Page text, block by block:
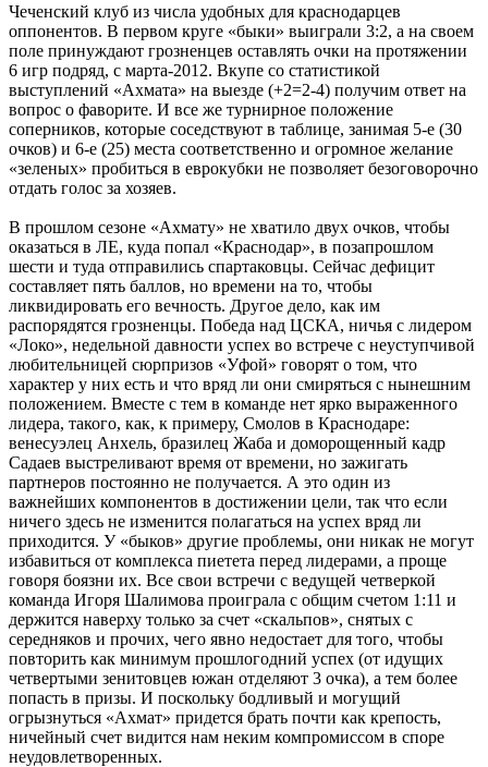
Чеченский клуб из числа удобных для краснодарцев
оппонентов. В первом круге «быки» выиграли 3:2, а на своем
поле принуждают грозненцев оставлять очки на протяжении
6 игр подряд, с марта-2012. Вкупе со статистикой
выступлений «Ахмата» на выезде (+2=2-4) получим ответ на
вопрос о фаворите. И все же турнирное положение
соперников, которые соседствуют в таблице, занимая 5-е (30
очков) и 6-е (25) места соответственно и огромное желание
«зеленых» пробиться в еврокубки не позволяет безоговорочно
отдать голос за хозяев.
В прошлом сезоне «Ахмату» не хватило двух очков, чтобы
оказаться в ЛЕ, куда попал «Краснодар», в позапрошлом
шести и туда отправились спартаковцы. Сейчас дефицит
составляет пять баллов, но времени на то, чтобы
ликвидировать его вечность. Другое дело, как им
распорядятся грозненцы. Победа над ЦСКА, ничья с лидером
«Локо», недельной давности успех во встрече с неуступчивой
любительницей сюрпризов «Уфой» говорят о том, что
характер у них есть и что вряд ли они смиряться с нынешним
положением. Вместе с тем в команде нет ярко выраженного
лидера, такого, как, к примеру, Смолов в Краснодаре:
венесуэлец Анхель, бразилец Жаба и доморощенный кадр
Садаев выстреливают время от времени, но зажигать
партнеров постоянно не получается. А это один из
важнейших компонентов в достижении цели, так что если
ничего здесь не изменится полагаться на успех вряд ли
приходится. У «быков» другие проблемы, они никак не могут
избавиться от комплекса пиетета перед лидерами, а проще
говоря боязни их. Все свои встречи с ведущей четверкой
команда Игоря Шалимова проиграла с общим счетом 1:11 и
держится наверху только за счет «скальпов», снятых с
середняков и прочих, чего явно недостает для того, чтобы
повторить как минимум прошлогодний успех (от идущих
четвертыми зенитовцев южан отделяют 3 очка), а тем более
попасть в призы. И поскольку бодливый и могущий
огрызнуться «Ахмат» придется брать почти как крепость,
ничейный счет видится нам неким компромиссом в cпоре
неудовлетворенных.